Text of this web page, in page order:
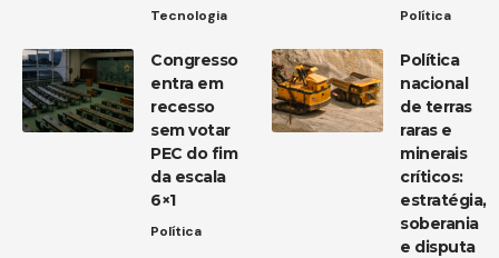
Tecnologia
Congresso
entra em
recesso
sem votar
PEC do fim
da escala
6×1
Política
Política
Política
nacional
de terras
raras e
minerais
críticos:
estratégia,
soberania
e disputa